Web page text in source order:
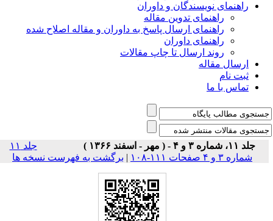
راهنمای نویسندگان و داوران
راهنمای تدوین مقاله
راهنمای ارسال پاسخ به داوران و مقاله اصلاح شده
راهنمای داوران
روند ارسال تا چاپ مقالات
ارسال مقاله
ثبت نام
تماس با ما
جلد ۱۱، شماره ۳ و ۴ - ( مهر - اسفند ۱۳۶۶ )
جلد ۱۱
شماره ۳ و ۴ صفحات ۱۱۱-۱۰۸
| برگشت به فهرست نسخه ها